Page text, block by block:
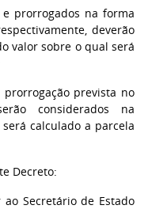
prorrogados na forma
deverão
valor sobre o qual será
prevista no
considerados na
calculado a parcela
Decreto:
Secretário de Estado